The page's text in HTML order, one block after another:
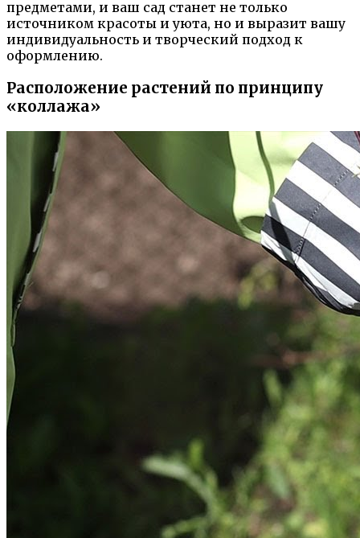
предметами, и ваш сад станет не только
источником красоты и уюта, но и выразит вашу
индивидуальность и творческий подход к
оформлению.
Расположение растений по принципу
«коллажа»